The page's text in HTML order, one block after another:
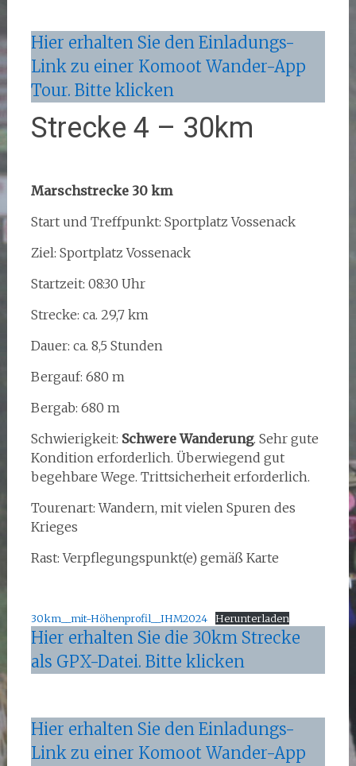
Hier erhalten Sie den Einladungs-
Link zu einer Komoot Wander-App
Tour. Bitte klicken
Strecke 4 – 30km
Marschstrecke 30 km
Start und Treffpunkt: Sportplatz Vossenack
Ziel: Sportplatz Vossenack
Startzeit: 08:30 Uhr
Strecke: ca. 29,7 km
Dauer: ca. 8,5 Stunden
Bergauf: 680 m
Bergab: 680 m
Schwierigkeit: Schwere Wanderung. Sehr gute
Kondition erforderlich. Überwiegend gut
begehbare Wege. Trittsicherheit erforderlich.
Tourenart: Wandern, mit vielen Spuren des
Krieges
Rast: Verpflegungspunkt(e) gemäß Karte
30km__mit-Höhenprofil__IHM2024 Herunterladen
Hier erhalten Sie die 30km Strecke
als GPX-Datei. Bitte klicken
Hier erhalten Sie den Einladungs-
Link zu einer Komoot Wander-App